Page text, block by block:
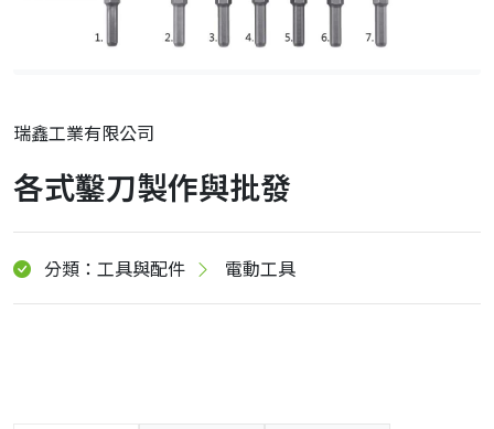
瑞鑫工業有限公司
各式鑿刀製作與批發
分類：工具與配件 電動工具